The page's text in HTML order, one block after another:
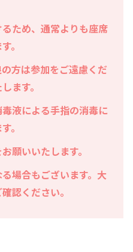
ため、通常よりも座席
。
方は参加をご遠慮くだ
ます。
液による手指の消毒に
。
願いいたします。
場合もございます。大
認ください。